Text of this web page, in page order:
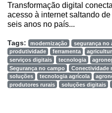
Notícias
Mercado
Troca
de
Transformação digital
acesso à internet saltando
seis anos no país...
Tags: modernização
segurança no
produtividade
ferramenta
serviços digitais
tecnologia
Segurança no campo
Conectividade
soluções
tecnologia agrícola
produtores rurais
soluções digitais